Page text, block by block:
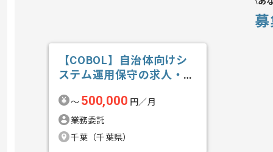
【COBOL】自治体向けシ
ステム運用保守の求人・案
〜 500,000 円／月
業務委託
千葉（千葉県）